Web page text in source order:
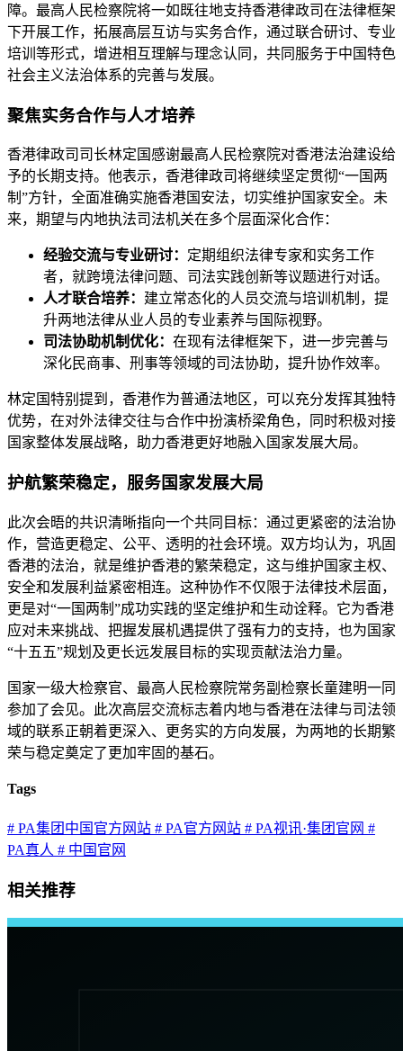
障。最高人民检察院将一如既往地支持香港律政司在法律框架
下开展工作，拓展高层互访与实务合作，通过联合研讨、专业
培训等形式，增进相互理解与理念认同，共同服务于中国特色
社会主义法治体系的完善与发展。
聚焦实务合作与人才培养
香港律政司司长林定国感谢最高人民检察院对香港法治建设给
予的长期支持。他表示，香港律政司将继续坚定贯彻“一国两
制”方针，全面准确实施香港国安法，切实维护国家安全。未
来，期望与内地执法司法机关在多个层面深化合作：
经验交流与专业研讨： 定期组织法律专家和实务工作
者，就跨境法律问题、司法实践创新等议题进行对话。
人才联合培养： 建立常态化的人员交流与培训机制，提
升两地法律从业人员的专业素养与国际视野。
司法协助机制优化： 在现有法律框架下，进一步完善与
深化民商事、刑事等领域的司法协助，提升协作效率。
林定国特别提到，香港作为普通法地区，可以充分发挥其独特
优势，在对外法律交往与合作中扮演桥梁角色，同时积极对接
国家整体发展战略，助力香港更好地融入国家发展大局。
护航繁荣稳定，服务国家发展大局
此次会晤的共识清晰指向一个共同目标：通过更紧密的法治协
作，营造更稳定、公平、透明的社会环境。双方均认为，巩固
香港的法治，就是维护香港的繁荣稳定，这与维护国家主权、
安全和发展利益紧密相连。这种协作不仅限于法律技术层面，
更是对“一国两制”成功实践的坚定维护和生动诠释。它为香港
应对未来挑战、把握发展机遇提供了强有力的支持，也为国家
“十五五”规划及更长远发展目标的实现贡献法治力量。
国家一级大检察官、最高人民检察院常务副检察长童建明一同
参加了会见。此次高层交流标志着内地与香港在法律与司法领
域的联系正朝着更深入、更务实的方向发展，为两地的长期繁
荣与稳定奠定了更加牢固的基石。
Tags
# PA集团中国官方网站 # PA官方网站 # PA视讯·集团官网 #
PA真人 # 中国官网
相关推荐